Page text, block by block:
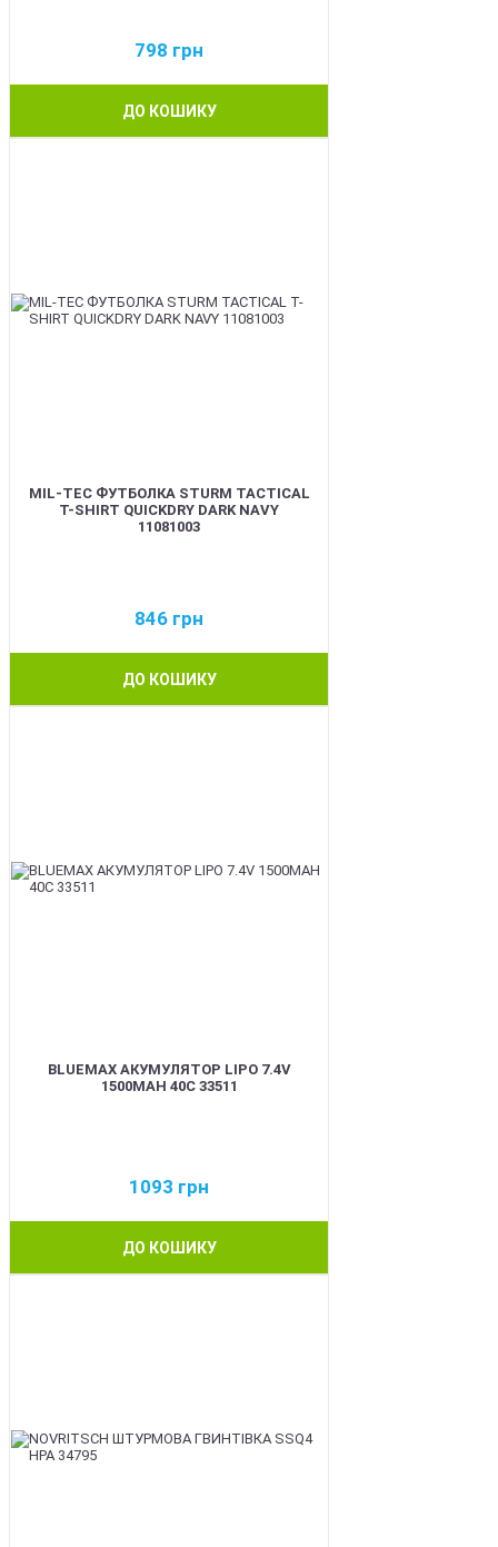
798 грн
ДО КОШИКУ
MIL-TEC ФУТБОЛКА STURM TACTICAL
T-SHIRT QUICKDRY DARK NAVY
11081003
846 грн
ДО КОШИКУ
BLUEMAX АКУМУЛЯТОР LIPO 7.4V
1500MAH 40C 33511
1093 грн
ДО КОШИКУ